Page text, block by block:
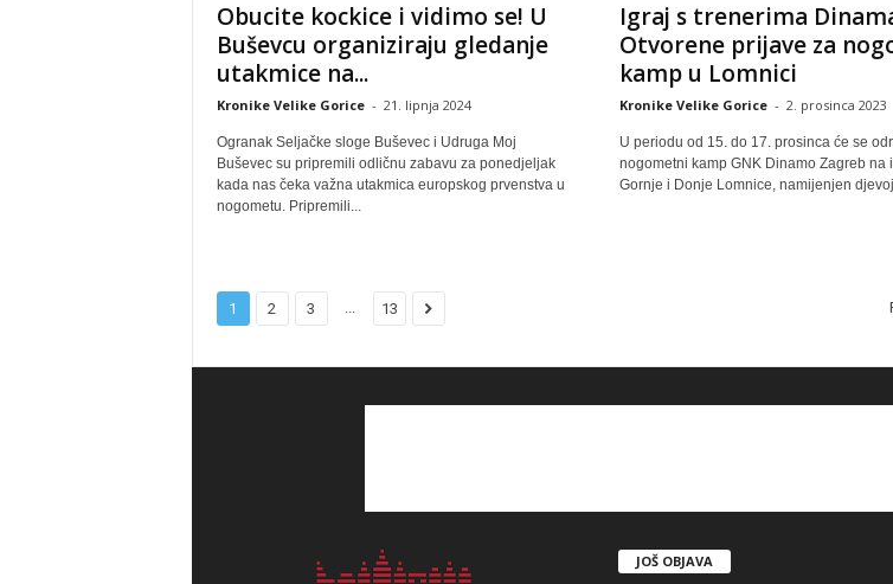
Obucite kockice i vidimo se! U
Buševcu organiziraju gledanje
utakmice na...
Kronike Velike Gorice - 21. lipnja 2024
Ogranak Seljačke sloge Buševec i Udruga Moj
Buševec su pripremili odličnu zabavu za ponedjeljak
kada nas čeka važna utakmica europskog prvenstva u
nogometu. Pripremili...
Igraj s trenerima
Otvorene prijave za
kamp u Lomnici
Kronike Velike Gorice - 2. prosinca 2023
U periodu od 15. do 17. prosinca će se
nogometni kamp GNK Dinamo Zagreb na
Gornje i Donje Lomnice, namijenjen
1 2 3 ... 13
JOŠ OBJAVA